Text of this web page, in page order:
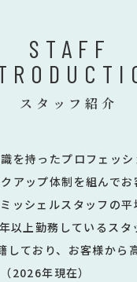
STAFF
スタッフ紹介
を持ったプロフェッシ
アップ体制を組んでお
ッシェルスタッフの平
以上勤務しているスタ
しており、お客様から
2026年現在）